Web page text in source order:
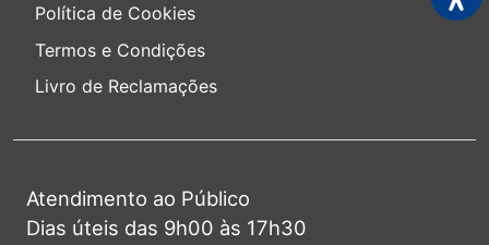
Política de Cookies
Termos e Condições
Livro de Reclamações
Atendimento ao Público
Dias úteis das 9h00 às 17h30